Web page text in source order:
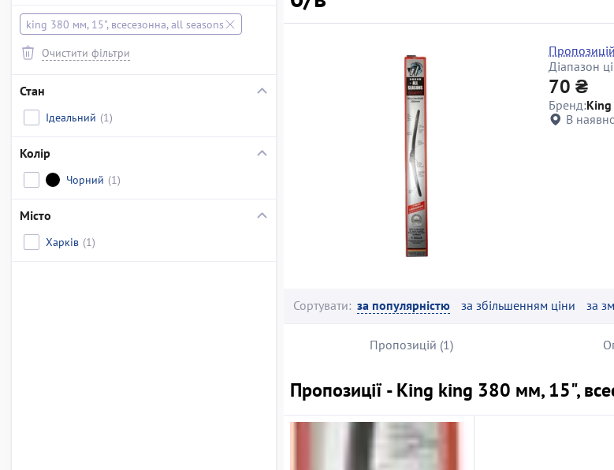
king 380 мм, 15", всесезонна, all seasons
Очистити фільтри
Стан
Ідеальний (1)
Колір
Чорний (1)
Місто
Харків (1)
Діапазон
70 ₴
Бренд:King
В
Сортувати: за популярністю за збільшенням ціни за
Пропозицій (1)
Пропозиції - King king 380 мм, 15",